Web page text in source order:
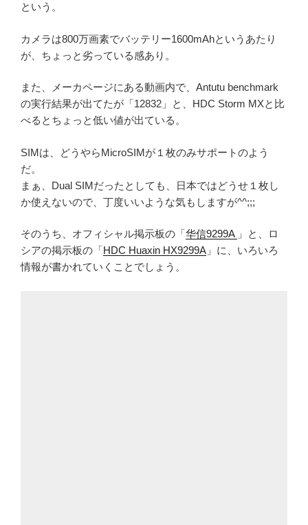
という。
カメラは800万画素でバッテリー1600mAhというあたり
が、ちょっと劣っている感あり。
また、メーカページにある動画内で、Antutu benchmark
の実行結果が出てたが「12832」と、HDC Storm MXと比
べるとちょっと低い値が出ている。
SIMは、どうやらMicroSIMが１枚のみサポートのよう
だ。
まぁ、Dual SIMだったとしても、日本ではどうせ１枚し
か使えないので、丁度いいような気もしますが^^;;;
そのうち、オフィシャル掲示板の「华信9299A 」と、ロ
シアの掲示板の「HDC Huaxin HX9299A 」に、いろいろ
情報が書かれていくことでしょう。